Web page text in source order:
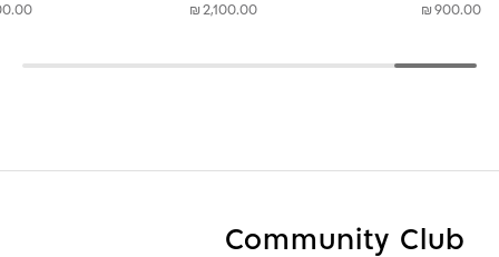
₪ 900.00
₪ 2,100.00
Community Club